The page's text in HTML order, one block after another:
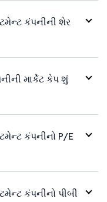
કંપનીની શેર
માર્કેટ કેપ શું
કંપનીનો P/E
કંપનીનો પીબી